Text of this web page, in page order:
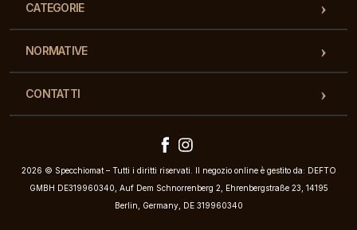
CATEGORIE
NORMATIVE
CONTATTI
2026 © Specchiomat – Tutti i diritti riservati. Il negozio online è gestito da: DEFTO
GMBH DE319960340, Auf Dem Schnorrenberg 2, Ehrenbergstraße 23, 14195
Berlin, Germany, DE 319960340